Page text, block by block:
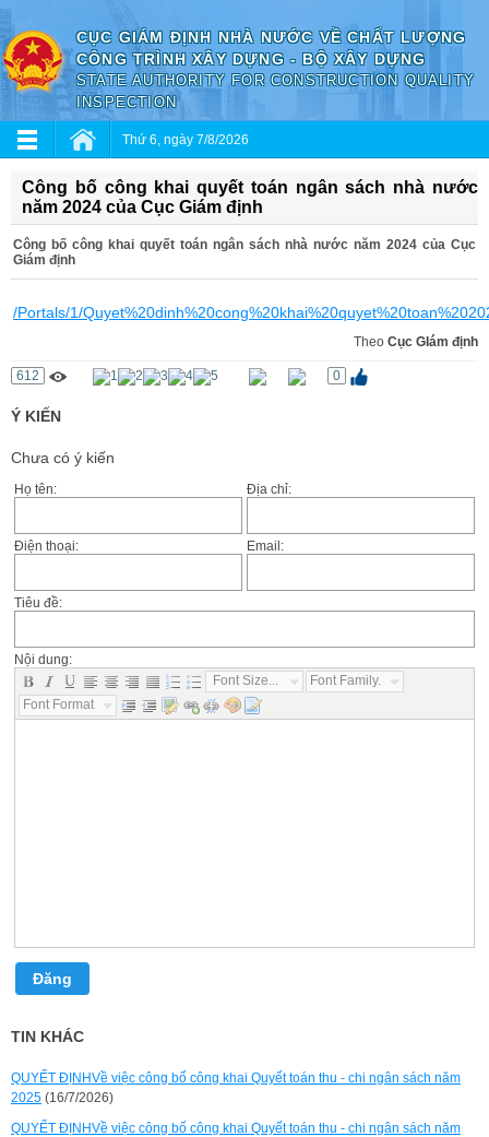
CỤC GIÁM ĐỊNH NHÀ NƯỚC VỀ CHẤT LƯỢNG
CÔNG TRÌNH XÂY DỰNG - BỘ XÂY DỰNG
STATE AUTHORITY FOR CONSTRUCTION QUALITY
INSPECTION
Thứ 6, ngày 7/8/2026
Công bố công khai quyết toán ngân sách nhà nước
năm 2024 của Cục Giám định
Công bố công khai quyết toán ngân sách nhà nước năm 2024 của Cục
Giám định
/Portals/1/
Theo Cục GIám định
612 0
Ý KIẾN
Chưa có ý kiến
Họ tên: Địa chỉ:
Điện thoại: Email:
Tiêu đề:
Nội dung:
Font Size...
Font Family...
Font Format...
Đăng
TIN KHÁC
QUYẾT ĐỊNHVề việc công bố công khai Quyết toán thu - chi ngân sách năm
2025 (16/7/2026)
QUYẾT ĐỊNHVề việc công bố công khai Quyết toán thu - chi ngân sách năm